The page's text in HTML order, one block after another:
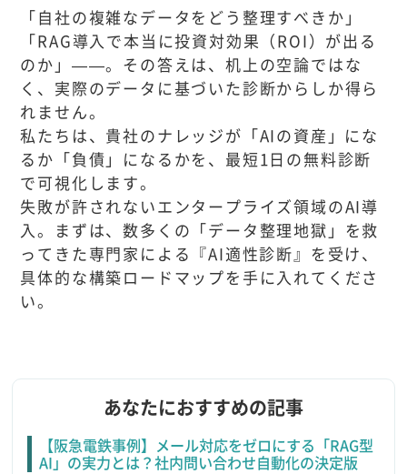
「自社の複雑なデータをどう整理すべきか」
「RAG導入で本当に投資対効果（ROI）が出る
のか」——。その答えは、机上の空論ではな
く、実際のデータに基づいた診断からしか得ら
れません。
私たちは、貴社のナレッジが「AIの資産」にな
るか「負債」になるかを、最短1日の無料診断
で可視化します。
失敗が許されないエンタープライズ領域のAI導
入。まずは、数多くの「データ整理地獄」を救
ってきた専門家による『AI適性診断』を受け、
具体的な構築ロードマップを手に入れてくださ
い。
あなたにおすすめの記事
【阪急電鉄事例】メール対応をゼロにする「RAG型
AI」の実力とは？社内問い合わせ自動化の決定版